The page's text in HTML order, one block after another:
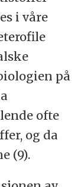
i våre
på
ofte
og da
(9).